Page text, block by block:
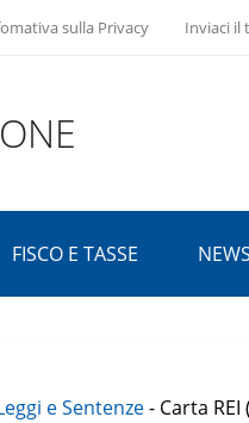
sulla Privacy Inviaci il
FISCO E TASSE
e Sentenze- Carta